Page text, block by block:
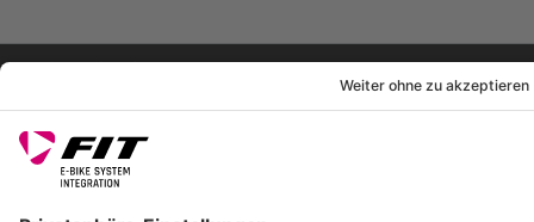
RECHTLICHES
SERVICES